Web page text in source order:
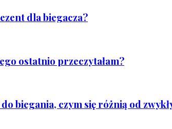
dla biegacza?
ostatnio przeczytałam?
do biegania, czym się różnią od